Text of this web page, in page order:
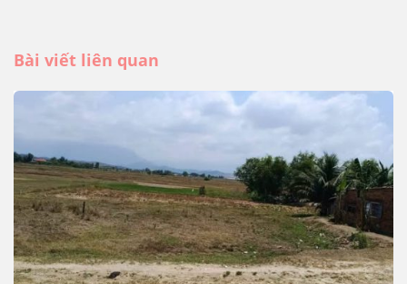
Bài viết liên quan